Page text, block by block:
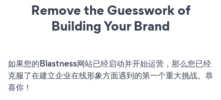
Remove the Guesswork of
Building Your Brand
如果您的Blastness网站已经启动并开始运营，那么您已经
克服了在建立企业在线形象方面遇到的第一个重大挑战。恭
喜你！